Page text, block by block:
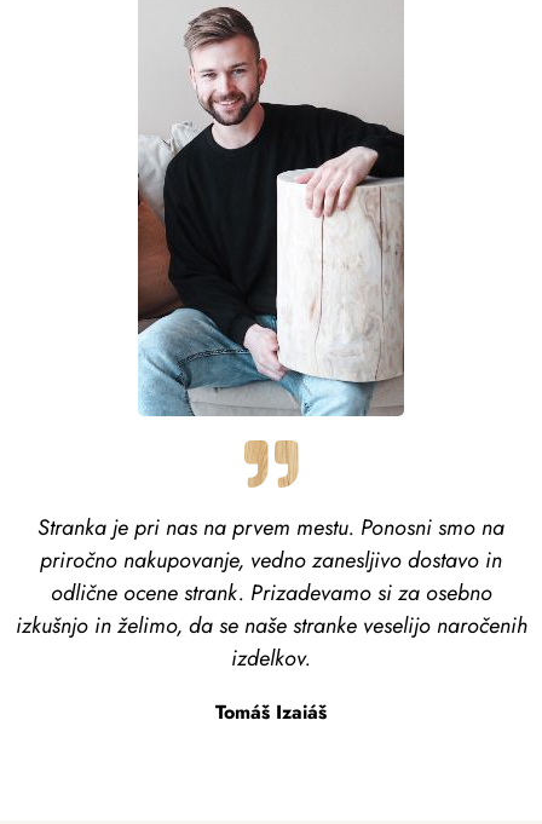
Stranka je pri nas na prvem mestu. Ponosni smo na
priročno nakupovanje, vedno zanesljivo dostavo in
odlične ocene strank. Prizadevamo si za osebno
izkušnjo in želimo, da se naše stranke veselijo naročenih
izdelkov.
Tomáš Izaiáš